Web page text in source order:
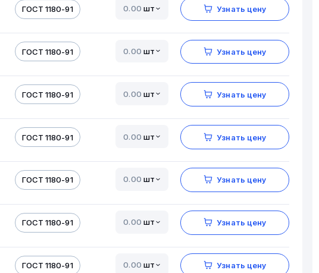
ГОСТ 1180-91 шт Узнать цену
ГОСТ 1180-91 шт Узнать цену
ГОСТ 1180-91 шт Узнать цену
ГОСТ 1180-91 шт Узнать цену
ГОСТ 1180-91 шт Узнать цену
ГОСТ 1180-91 шт Узнать цену
ГОСТ 1180-91 шт Узнать цену